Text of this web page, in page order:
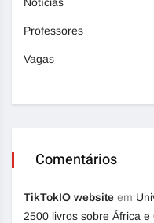
Professores
Vagas
Comentários
TikTokIO website em
2500 livros sobre África